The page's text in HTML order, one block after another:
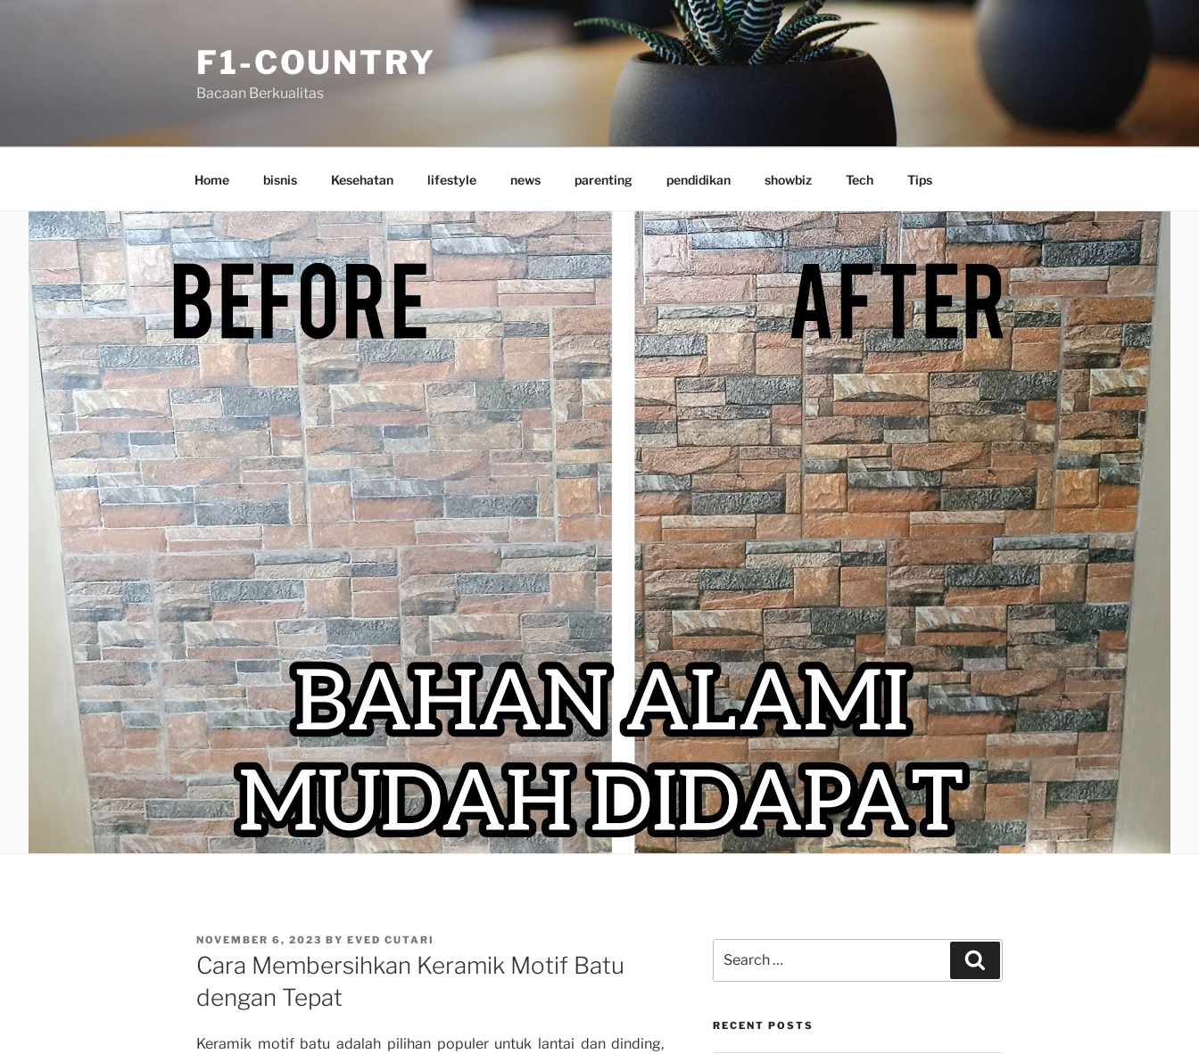
F1-COUNTRY
Bacaan Berkualitas
Home bisnis Kesehatan lifestyle news parenting pendidikan showbiz Tech Tips
POSTED
ON
NOVEMBER 6, 2023 BY EVED CUTARI
Cara Membersihkan Keramik Motif Batu
dengan Tepat
Keramik motif batu adalah pilihan populer untuk lantai dan dinding,
for:
RECENT POSTS